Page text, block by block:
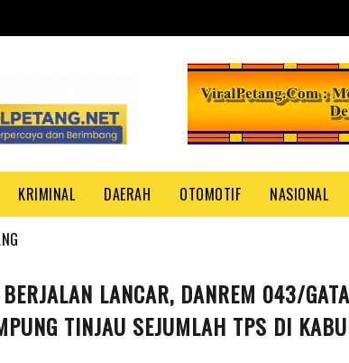
KRIMINAL DAERAH OTOMOTIF NASIONAL
LANCAR, DANREM 043/
TINJAU SEJUMLAH TPS DI